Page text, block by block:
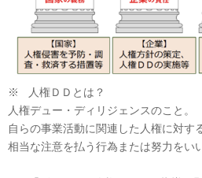
※ 人権ＤＤとは？
人権デュー・ディリジェンスのこと。
自らの事業活動に関連した人権に対す
相当な注意を払う行為または努力をい